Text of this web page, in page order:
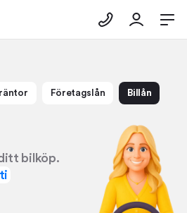
Företagslån Billån
bilköp.